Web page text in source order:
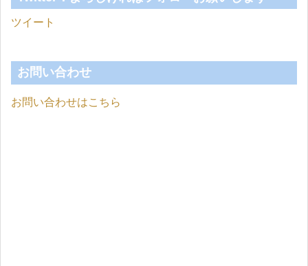
ツイート
お問い合わせ
お問い合わせはこちら